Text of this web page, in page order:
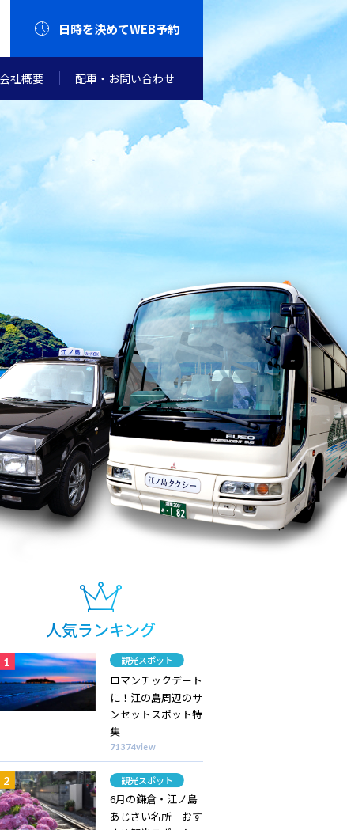
日時を決めてWEB予約
会社概要 配車・お問い合わせ
人気ランキング
ロマンチックデート
に！江の島周辺のサ
ンセットスポット特
集
71374view
カテゴリー
観光スポット
6月の鎌倉・江ノ島
あじさい名所 おす
カテゴリー
観光スポット